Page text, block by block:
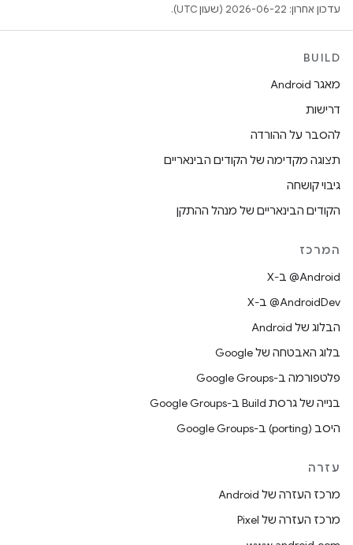
עדכון אחרון: 2026-06-22 (שעון UTC).
BUILD
מאגר Android
דרישות
להסבר על ההורדה
תצוגה מקדימה של הקודים הבינאריים
גיבוי קושחה
הקודים הבינאריים של מנהל ההתקן
המרכז
‫‎@Android ב-X
‫‎@AndroidDev ב-X
הבלוג של Android
בלוג האבטחה של Google
פלטפורמה ב-Google Groups
בנייה של גרסת Build ב-Google Groups
היסב (porting) ב-Google Groups
עזרה
מרכז העזרה של Android
מרכז העזרה של Pixel